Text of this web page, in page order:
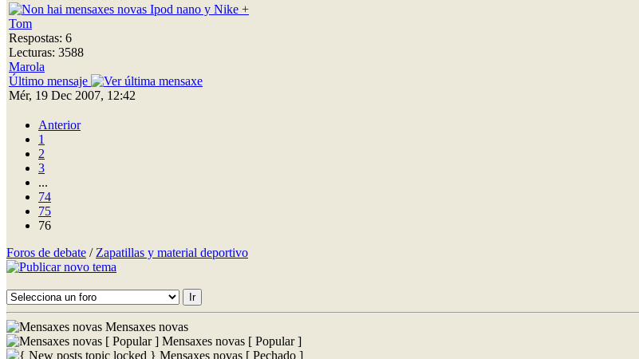
Ipod nano y Nike +
Tom
Respostas: 6
Lecturas: 3588
Marola
Último mensaje
Mér, 19 Dec 2007, 12:42
Anterior
1
2
3
...
74
75
76
Foros de debate / Zapatillas y material deportivo
Mensaxes novas
Mensaxes novas [ Popular ]
Mensaxes novas [ Pechado ]